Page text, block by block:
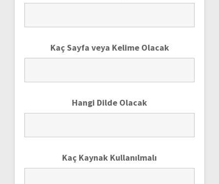
Kaç Sayfa veya Kelime Olacak
Hangi Dilde Olacak
Kaç Kaynak Kullanılmalı